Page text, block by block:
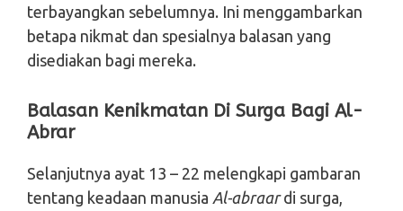
terbayangkan sebelumnya. Ini menggambarkan
betapa nikmat dan spesialnya balasan yang
disediakan bagi mereka.
Balasan Kenikmatan Di Surga Bagi Al-
Abrar
Selanjutnya ayat 13 – 22 melengkapi gambaran
tentang keadaan manusia Al-abraardi surga,